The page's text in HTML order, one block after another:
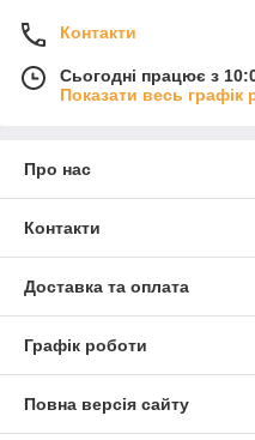
Контакти
Сьогодні працює з
Показати весь графік
Про нас
Контакти
Доставка та оплата
Графік роботи
Повна версія сайту